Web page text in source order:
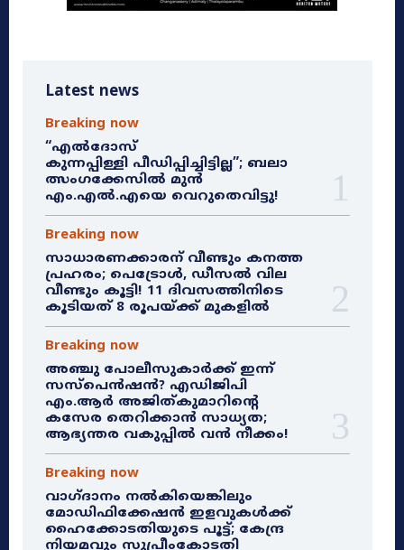
Latest news
Breaking now
“എൽദോസ്
കുന്നപ്പിള്ളി പീഡിപ്പിച്ചിട്ടില്ല”; ബലാ
ത്സംഗക്കേസിൽ മുൻ
എം.എൽ.എയെ വെറുതെവിട്ടു!
Breaking now
സാധാരണക്കാരന് വീണ്ടും കനത്ത
പ്രഹരം; പെട്രോൾ, ഡീസൽ വില
വീണ്ടും കൂട്ടി! 11 ദിവസത്തിനിടെ
കൂടിയത് 8 രൂപയ്ക്ക് മുകളിൽ
Breaking now
അഞ്ചു പോലീസുകാർക്ക് ഇന്ന്
സസ്‌പെൻഷൻ? എഡിജിപി
എം.ആർ അജിത്കുമാറിൻ്റെ
കസേര തെറിക്കാൻ സാധ്യത;
ആഭ്യന്തര വകുപ്പിൽ വൻ നീക്കം!
Breaking now
വാഗ്ദാനം നൽകിയെങ്കിലും
മോഡിഫിക്കേഷൻ ഇളവുകൾക്ക്
ഹൈക്കോടതിയുടെ പൂട്ട്; കേന്ദ്ര
നിയമവും സുപ്രീംകോടതി